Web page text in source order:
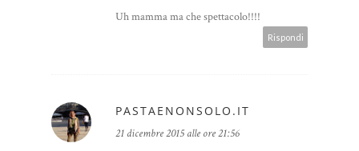
Uh mamma ma che spettacolo!!!!
Rispondi
PASTAENONSOLO.IT
21 dicembre 2015 alle ore 21:56